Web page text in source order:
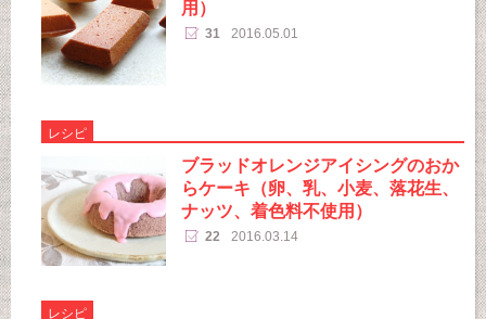
用）
31 2016.05.01
レシピ
ブラッドオレンジアイシングのおか
らケーキ（卵、乳、小麦、落花生、
ナッツ、着色料不使用）
22 2016.03.14
レシピ